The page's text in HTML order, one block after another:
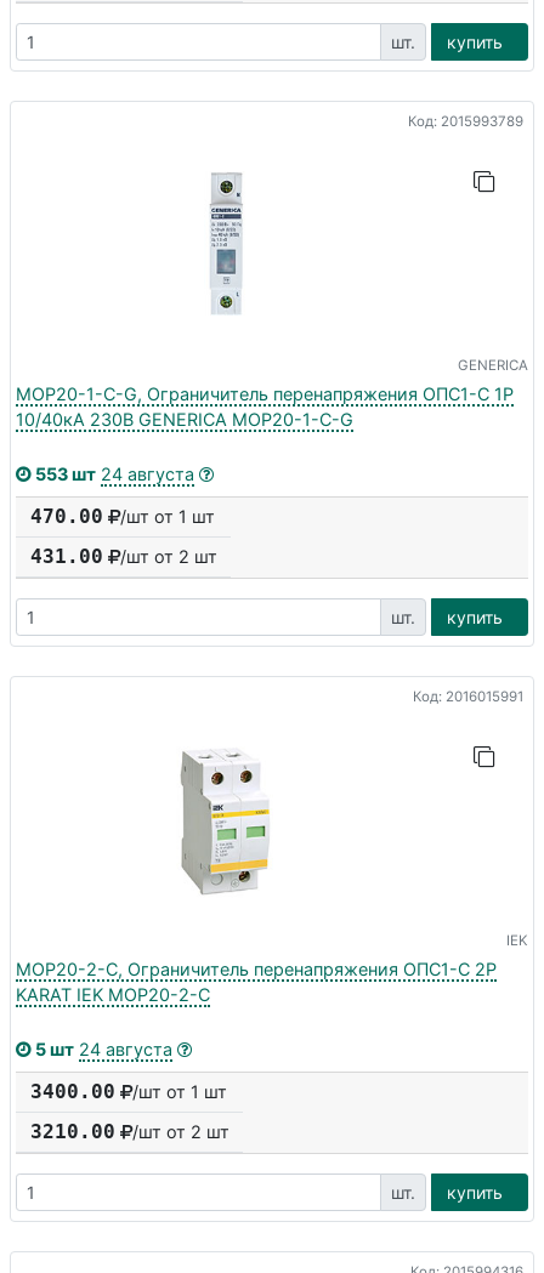
шт. купить
Код: 2015993789
GENERICA
MOP20-1-C-G, Ограничитель перенапряжения ОПС1-C 1Р
10/40кА 230В GENERICA MOP20-1-C-G
553 шт 24 августа
470.00 /шт от 1 шт
431.00 /шт от 2 шт
шт. купить
Код: 2016015991
IEK
MOP20-2-C, Ограничитель перенапряжения ОПС1-C 2P
KARAT IEK MOP20-2-C
5 шт 24 августа
3400.00 /шт от 1 шт
3210.00 /шт от 2 шт
шт. купить